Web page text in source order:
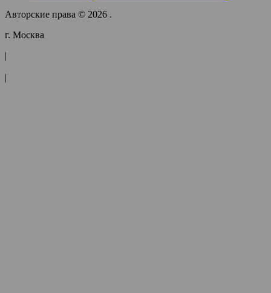
Авторские права © 2026 .
г. Москва
|
|